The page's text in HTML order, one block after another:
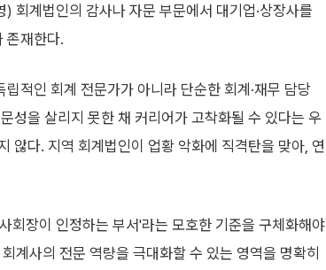
회계법인의 감사나 자문 부문에서 대기업·상장사를
존재한다.
적인 회계 전문가가 아니라 단순한 회계·재무 담당
성을 살리지 못한 채 커리어가 고착화될 수 있다는 우
않다. 지역 회계법인이 업황 악화에 직격탄을 맞아, 연
회장이 인정하는 부서'라는 모호한 기준을 구체화해야
계사의 전문 역량을 극대화할 수 있는 영역을 명확히